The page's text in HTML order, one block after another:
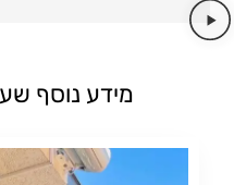
מידע נוסף